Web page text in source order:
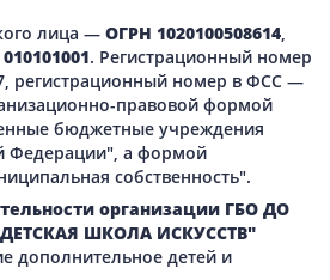
лица — ОГРН 1020100508614
. Регистрационный номер
регистрационный номер в ФСС —
правовой формой
бюджетные учреждения
Федерации", а формой
собственность".
организации ГБО ДО
ШКОЛА ИСКУССТВ"
дополнительное детей и